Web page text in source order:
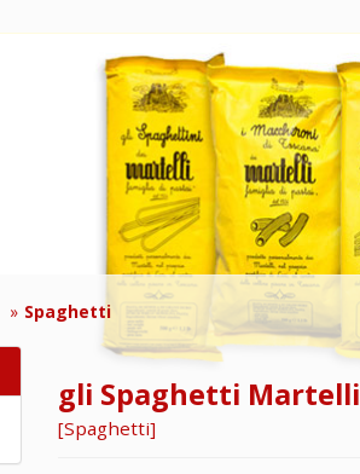
Spaghetti
gli Spaghetti Martelli
[Spaghetti]